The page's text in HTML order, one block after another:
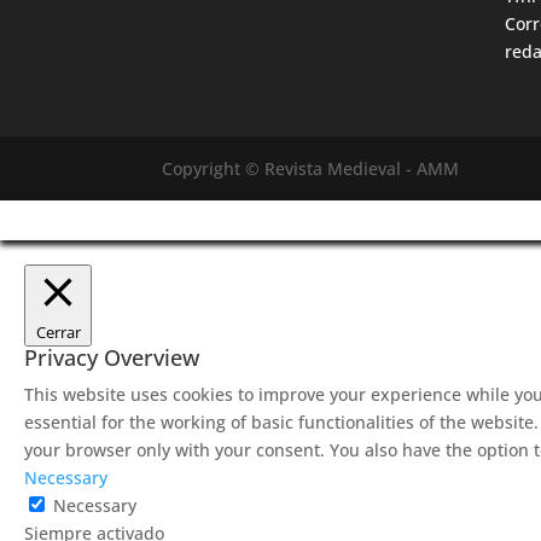
Copyright © Revista Medieval - AMM
Cerrar
Privacy Overview
This website uses cookies to improve your experience while
essential for the working of basic functionalities of the
your browser only with your consent. You also have the
Necessary
Necessary
Siempre activado